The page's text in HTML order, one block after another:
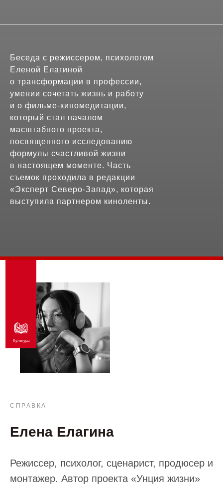
Беседа с режиссером, психологом
Еленой Елагиной
о трансформации в профессии,
умении сочетать жизнь и работу
и о фильме-киномедитации,
который стал началом
масштабного проекта,
посвященного исследованию
формулы счастливой жизни
в настоящем моменте. Часть
съемок проходила в редакции
«Эксперт Северо-Запад», которая
выступила партнером киноленты.
Культура
СПРАВКА
Елена Елагина
Режиссер, психолог, сценарист, продюсер и
монтажер. Автор проекта «Унция жизни»